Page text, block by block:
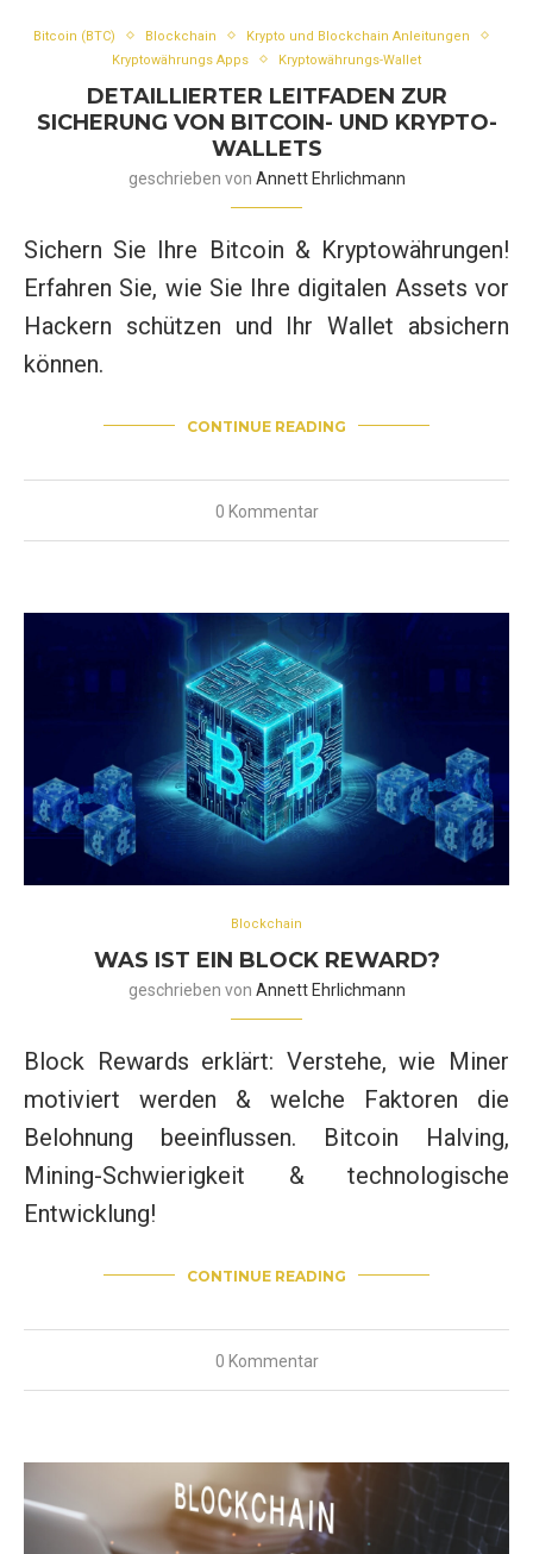
Bitcoin (BTC) Blockchain
Krypto und Blockchain Anleitungen
Kryptowährungs Apps
Kryptowährungs-Wallet
DETAILLIERTER LEITFADEN ZUR
SICHERUNG VON BITCOIN- UND KRYPTO-
WALLETS
geschrieben von Annett Ehrlichmann
Sichern Sie Ihre Bitcoin & Kryptowährungen!
Erfahren Sie, wie Sie Ihre digitalen Assets vor
Hackern schützen und Ihr Wallet absichern
können.
CONTINUE READING
0 Kommentar
Blockchain
WAS IST EIN BLOCK REWARD?
geschrieben von Annett Ehrlichmann
Block Rewards erklärt: Verstehe, wie Miner
motiviert werden & welche Faktoren die
Belohnung beeinflussen. Bitcoin Halving,
Mining-Schwierigkeit & technologische
Entwicklung!
CONTINUE READING
0 Kommentar